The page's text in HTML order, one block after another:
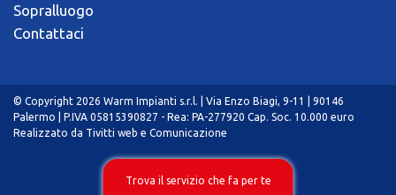
Sopralluogo
Contattaci
© Copyright 2026 Warm Impianti s.r.l. | Via Enzo Biagi, 9-11 | 90146
Palermo | P.IVA 05815390827 - Rea: PA-277920 Cap. Soc. 10.000 euro
Realizzato da Tivitti web e Comunicazione
Trova il servizio che fa per te